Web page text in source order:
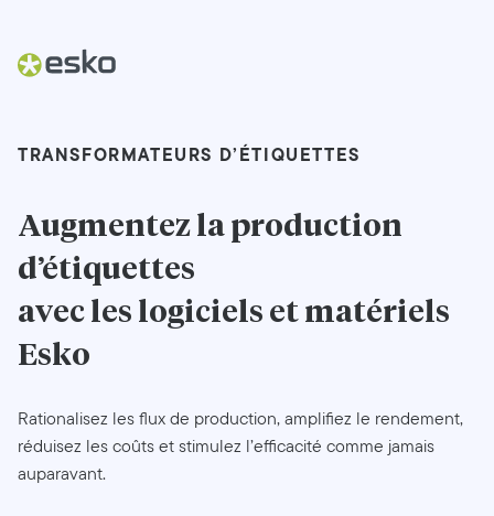
TRANSFORMATEURS D’ÉTIQUETTES
Augmentez la production
d’étiquettes
avec les logiciels et matériels
Esko
Rationalisez les flux de production, amplifiez le rendement,
réduisez les coûts et stimulez l’efficacité comme jamais
auparavant.